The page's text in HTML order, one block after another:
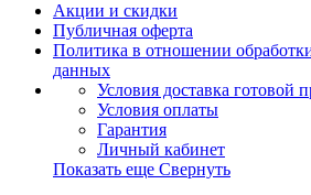
Акции и скидки
Публичная оферта
Политика в отношении
данных
Условия доставка готовой
Условия оплаты
Гарантия
Личный кабинет
Показать еще Свернуть